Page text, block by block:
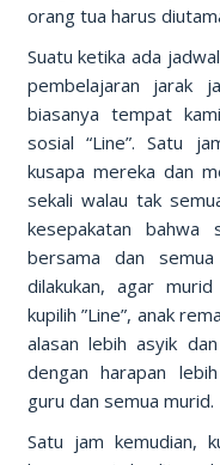
orang tua harus
Suatu ketika ada
pembelajaran jarak
biasanya tempat
sosial “Line”. Satu
kusapa mereka dan
sekali walau tak
kesepakatan
bersama dan
dilakukan, agar
kupilih ”Line”, anak
alasan lebih asyik
dengan harapan
guru dan semua murid.
Satu jam kemudian,